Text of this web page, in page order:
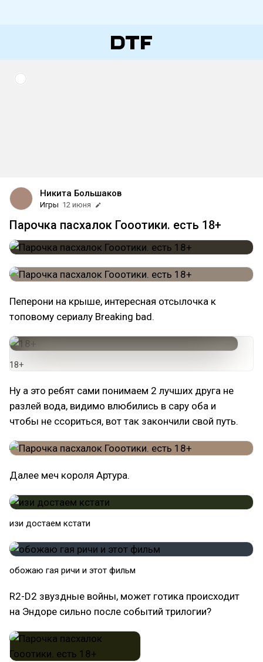
Никита Большаков
Игры 12 июня
Парочка пасхалок Гооотики. есть 18+
Пеперони на крыше, интересная отсылочка к
топовому сериалу Breaking bad.
18+
Ну а это ребят сами понимаем 2 лучших друга не
разлей вода, видимо влюбились в сару оба и
чтобы не ссориться, вот так закончили свой путь.
Далее меч короля Артура.
изи достаем кстати
обожаю гая ричи и этот фильм
R2-D2 звуздные войны, может готика происходит
на Эндоре сильно после событий трилогии?